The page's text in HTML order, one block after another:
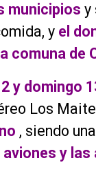
municipios y
y el
comuna de
y domingo
Los
, siendo
y las